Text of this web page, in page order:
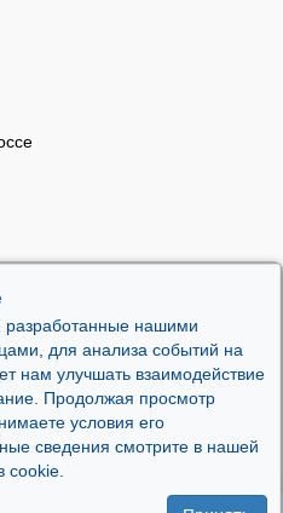
нашими
для анализа событий на
нам улучшать взаимодействие
Продолжая просмотр
условия его
сведения смотрите в нашей
cookie.